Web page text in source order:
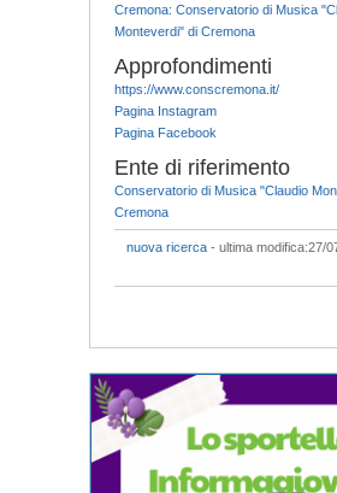
Cremona: Conservatorio di Musica
Monteverdi" di Cremona
Approfondimenti
https://www.conscremona.it/
Pagina Instagram
Pagina Facebook
Ente di riferimento
Conservatorio di Musica "Claudio
Cremona
nuova ricerca - ultima modifica:27/